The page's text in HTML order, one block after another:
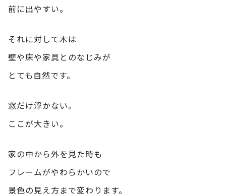
前に出やすい。
それに対して木は
壁や床や家具とのなじみが
とても自然です。
窓だけ浮かない。
ここが大きい。
家の中から外を見た時も
フレームがやわらかいので
景色の見え方まで変わります。